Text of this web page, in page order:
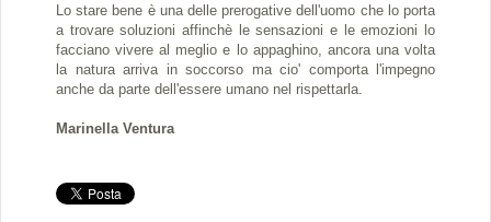
Lo stare bene è una delle prerogative dell'uomo che lo porta
a trovare soluzioni affinchè le sensazioni e le emozioni lo
facciano vivere al meglio e lo appaghino, ancora una volta
la natura arriva in soccorso ma cio' comporta l'impegno
anche da parte dell'essere umano nel rispettarla.
Marinella Ventura